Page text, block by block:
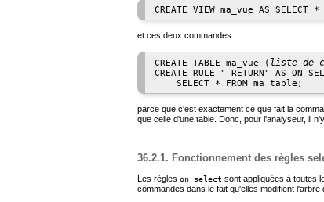
et ces deux commandes :
CREATE TABLE ma_vue ( liste de
CREATE RULE "_RETURN" AS ON
parce que c'est exactement ce que fait la
que celle d'une table. Donc, pour l'analyseur, il
36.2.1. Fonctionnement des règles
Les règles on select sont appliquées à toutes
commandes dans le fait qu'elles modifient